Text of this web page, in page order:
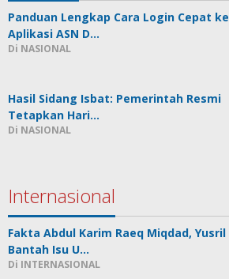
Panduan Lengkap Cara Login Cepat ke
Aplikasi ASN D…
Di NASIONAL
Hasil Sidang Isbat: Pemerintah Resmi
Tetapkan Hari…
Di NASIONAL
Internasional
Fakta Abdul Karim Raeq Miqdad, Yusril
Bantah Isu U…
Di INTERNASIONAL